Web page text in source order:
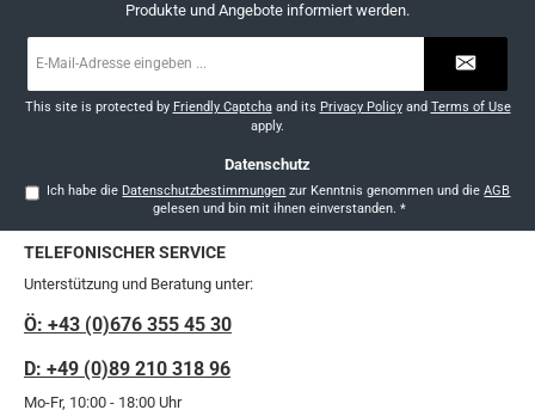
Produkte und Angebote informiert werden.
Mail-
*
This site is protected by Friendly Captchaand its Privacy Policyand Terms of Use
apply.
Datenschutz
Ich habe die Datenschutzbestimmungen zur Kenntnis genommen und dieAGB
gelesen und bin mit ihnen einverstanden. *
TELEFONISCHER SERVICE
Unterstützung und Beratung unter:
Ö: +43 (0)676 355 45 30
D: +49 (0)89 210 318 96
Mo-Fr, 10:00 - 18:00 Uhr